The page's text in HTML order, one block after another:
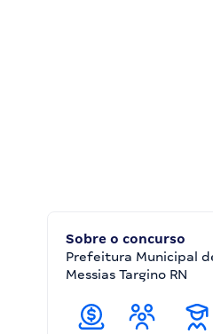
Sobre o concurso
Prefeitura Municipal
Messias Targino RN